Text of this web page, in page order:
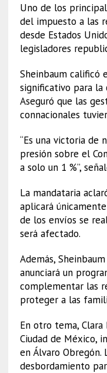
Uno de los
del impuesto a las
desde Estados
legisladores
Sheinbaum calificó
significativo para la
Aseguró que las
connacionales
“Es una victoria de
presión sobre el
a solo un 1 %”,
La mandataria
aplicará
de los envíos se
será afectado.
Además,
anunciará un
complementar las
proteger a las
En otro tema, Clara
Ciudad de México,
en Álvaro Obregón.
desbordamiento